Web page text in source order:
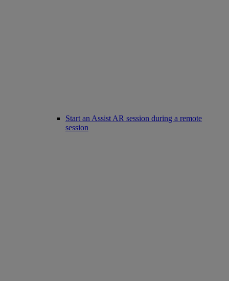
Start an Assist AR session during a remote
session